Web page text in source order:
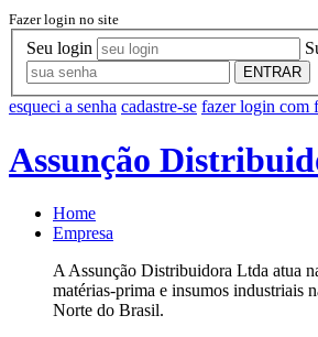
Fazer login no site
Seu login
ENTRAR
esqueci a senha cadastre-se fazer login com
Assunção
Home
Empresa
A Assunção Distribuidora Ltda atua
matérias-prima e insumos industriais
Norte do Brasil.